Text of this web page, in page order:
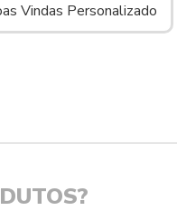
Vindas Personalizado